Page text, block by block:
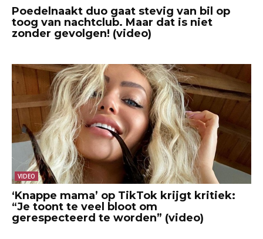
Poedelnaakt duo gaat stevig van bil op
toog van nachtclub. Maar dat is niet
zonder gevolgen! (video)
VIDEO
‘Knappe mama’ op TikTok krijgt kritiek:
“Je toont te veel bloot om
gerespecteerd te worden” (video)